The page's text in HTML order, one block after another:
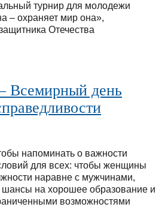
турнир для молодежи
– охраняет мир она»,
Отечества
Всемирный день
напоминать о важности
для всех: чтобы женщины
наравне с мужчинами,
шансы на хорошее образование и
возможностями